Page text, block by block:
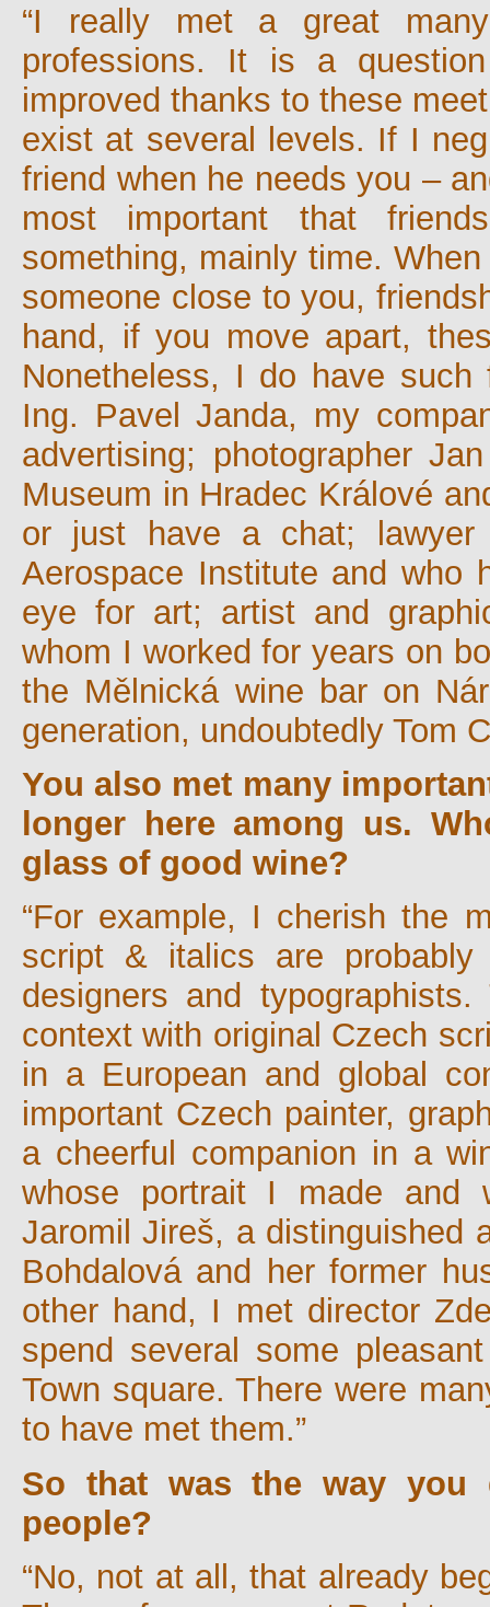
“I really met a great
professions. It is a
improved thanks to these
exist at several levels. If I
friend when he needs you –
most important that
something, mainly time.
someone close to you,
hand, if you move apart,
Nonetheless, I do have such
Ing. Pavel Janda, my
advertising; photographer
Museum in Hradec Králové
or just have a chat;
Aerospace Institute and who
eye for art; artist and
whom I worked for years on
the Mělnická wine bar on
generation, undoubtedly Tom
You also met many
longer here among us.
glass of good wine?
“For example, I cherish the
script & italics are
designers and
context with original Czech
in a European and global
important Czech painter,
a cheerful companion in a
whose portrait I made and
Jaromil Jireš, a distinguished
Bohdalová and her former
other hand, I met director
spend several some
Town square. There were
to have met them.”
So that was the way you
people?
“No, not at all, that already